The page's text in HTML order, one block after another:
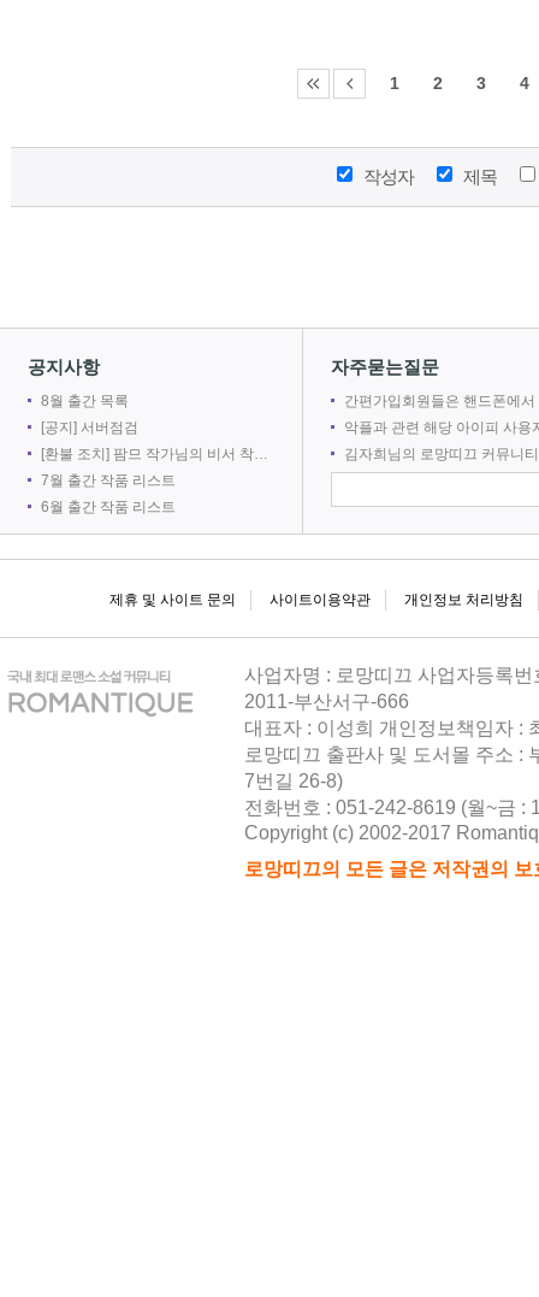
1 2 3 4
작성자 제목
공지사항
8월 출간 목록
[공지] 서버점검
[환불 조치] 팜므 작가님의 비서 착취는 출간 취소로 인해 환불 되었습니다.
7월 출간 작품 리스트
6월 출간 작품 리스트
자주묻는질문
간편가입회원들은 핸드폰에서 로망어플로 전자책을 볼 수 없
악플과 관련 해당 아이피 사용자를 차단
김자희님의 로망띠끄 커뮤니티 접속을 차단합
제휴 및 사이트 문의 사이트이용약관 개인정보 처리방침
사업자명 : 로망띠끄 사업자등록
2011-부산서구-666
대표자 : 이성희 개인정보책임자 :
로망띠끄 출판사 및 도서몰 주소 :
7번길 26-8)
전화번호 : 051-242-8619 (월~금 :
Copyright (c) 2002-2017
로망띠끄의 모든 글은 저작권의